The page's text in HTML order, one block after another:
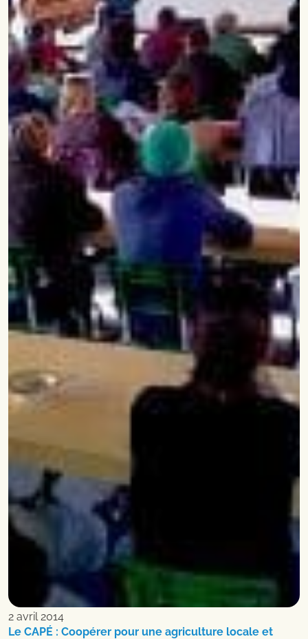
2 avril 2014
Le CAPÉ : Coopérer pour une agriculture locale et